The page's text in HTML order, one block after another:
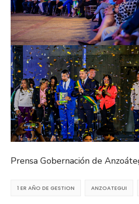
Prensa Gobernación de
1 ER AÑO DE GESTION ANZOATEGUI